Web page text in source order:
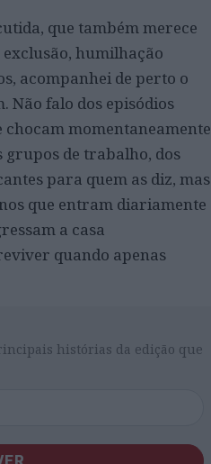
que também merece
exclusão, humilhação
acompanhei de perto o
Não falo dos episódios
chocam momentaneamente
grupos de trabalho, dos
para quem as diz, mas
que entram diariamente
a casa
quando apenas
histórias da edição que